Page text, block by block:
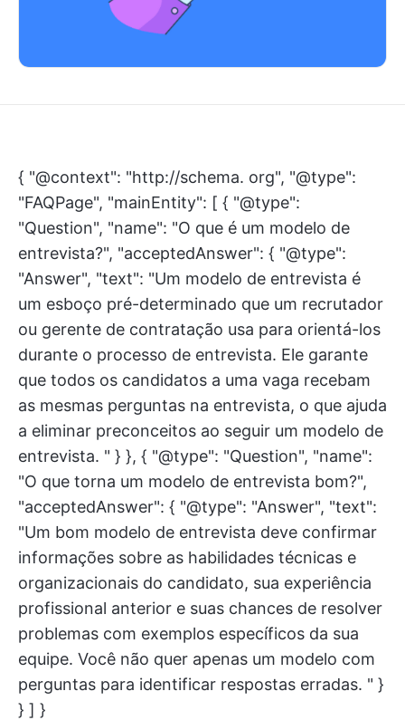
{ "@context": "http://schema. org", "@type":
"FAQPage", "mainEntity": [ { "@type":
"Question", "name": "O que é um modelo de
entrevista?", "acceptedAnswer": { "@type":
"Answer", "text": "Um modelo de entrevista é
um esboço pré-determinado que um recrutador
ou gerente de contratação usa para orientá-los
durante o processo de entrevista. Ele garante
que todos os candidatos a uma vaga recebam
as mesmas perguntas na entrevista, o que ajuda
a eliminar preconceitos ao seguir um modelo de
entrevista. " } }, { "@type": "Question", "name":
"O que torna um modelo de entrevista bom?",
"acceptedAnswer": { "@type": "Answer", "text":
"Um bom modelo de entrevista deve confirmar
informações sobre as habilidades técnicas e
organizacionais do candidato, sua experiência
profissional anterior e suas chances de resolver
problemas com exemplos específicos da sua
equipe. Você não quer apenas um modelo com
perguntas para identificar respostas erradas. " }
} ] }